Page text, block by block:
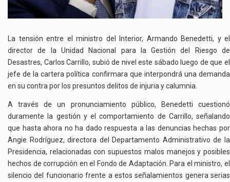
La tensión entre el ministro del Interior, Armando Benedetti, y el
director de la Unidad Nacional para la Gestión del Riesgo de
Desastres, Carlos Carrillo, subió de nivel este sábado luego de que el
jefe de la cartera política confirmara que interpondrá una demanda
en su contra por los presuntos delitos de injuria y calumnia.
A través de un pronunciamiento público, Benedetti cuestionó
duramente la gestión y el comportamiento de Carrillo, señalando
que hasta ahora no ha dado respuesta a las denuncias hechas por
Angie Rodríguez, directora del Departamento Administrativo de la
Presidencia, relacionadas con supuestos malos manejos y posibles
hechos de corrupción en el Fondo de Adaptación. Para el ministro, el
silencio del funcionario frente a estos señalamientos genera serias